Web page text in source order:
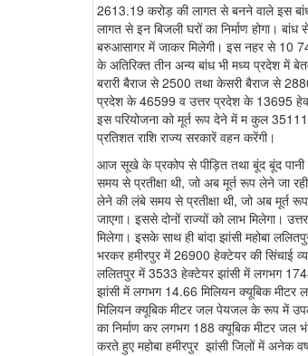
2613.19 करोड़ की लागत से बनने वाले इस
लागत से इन बिजली घरों का निर्माण होगा।
बरुआसागर में जाकर मिलेगी। इस नहर से 10 74
के अतिरिक्त तीन अन्य बांध भी मध्य प्रदेश में
बरारी बैराज से 2500 तथा केसरी बैराज से
प्रदेश के 46599 व उत्तर प्रदेश के 13695
इस परियोजना को मूर्त रूप देने में म कुल
प्रतिशत राशि राज्य सरकारें वहन करेंगी।
आज सूखे के प्रकोप से पीड़ित तथा बूंद बूंद
समय से प्रतीक्षा थी, जो अब मूर्त रूप लेने जा
लेने की लंबे समय से प्रतीक्षा थी, जो अब मूर्त
जाएगा। इससे दोनों राज्यों को लाभ मिलेगा।
मिलेगा। इसके साथ ही बांदा झांसी महोबा
भरकर हमीरपुर में 26900 हेक्टेयर की सिंचाई
ललितपुर में 3533 हेक्टेयर झांसी में लगभग
झांसी में लगभग 14.66 मिलियन क्यूबिक मीटर
मिलियन क्यूबिक मीटर जल पेयजल के रूप में
का निर्माण कर लगभग 188 क्यूबिक मीटर
करते हुए महोबा हमीरपुर झांसी जिलों में अनेक